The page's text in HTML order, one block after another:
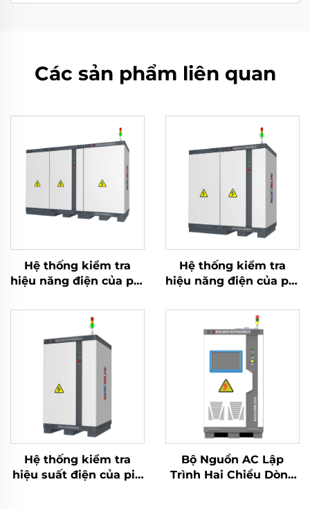
Các sản phẩm liên quan
Hệ thống kiểm tra
hiệu năng điện của pin
Hệ thống kiểm tra
hiệu năng điện của pin
Hệ thống kiểm tra
hiệu suất điện của pin
Bộ Nguồn AC Lập
Trình Hai Chiều Dòng